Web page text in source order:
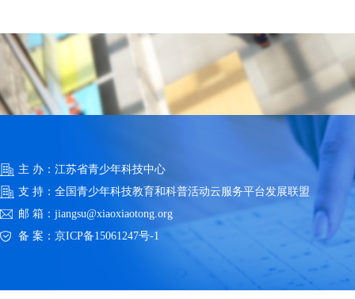
主 办：江苏省青少年科技中心
支 持：全国青少年科技教育和科普活动云服务平台发展联盟
邮 箱：jiangsu@xiaoxiaotong.org
备 案： 京ICP备15061247号-1